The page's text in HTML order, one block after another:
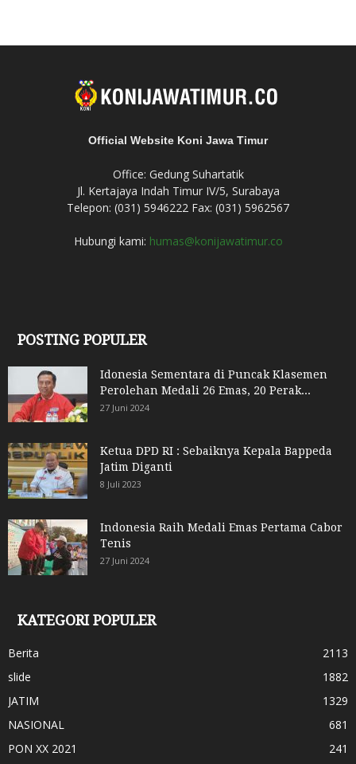
Official Website Koni Jawa Timur
Office: Gedung Suhartatik
Jl. Kertajaya Indah Timur IV/5, Surabaya
Telepon: (031) 5946222 Fax: (031) 5962567
Hubungi kami: humas@konijawatimur.co
POSTING POPULER
Idonesia Sementara di Puncak Klasemen
Perolehan Medali 26 Emas, 20 Perak...
27 Juni 2024
Ketua DPD RI : Sebaiknya Kepala Bappeda
Jatim Diganti
8 Juli 2023
Indonesia Raih Medali Emas Pertama Cabor
Tenis
27 Juni 2024
KATEGORI POPULER
Berita
2113
slide
1882
JATIM
1329
NASIONAL
681
PON XX 2021
241